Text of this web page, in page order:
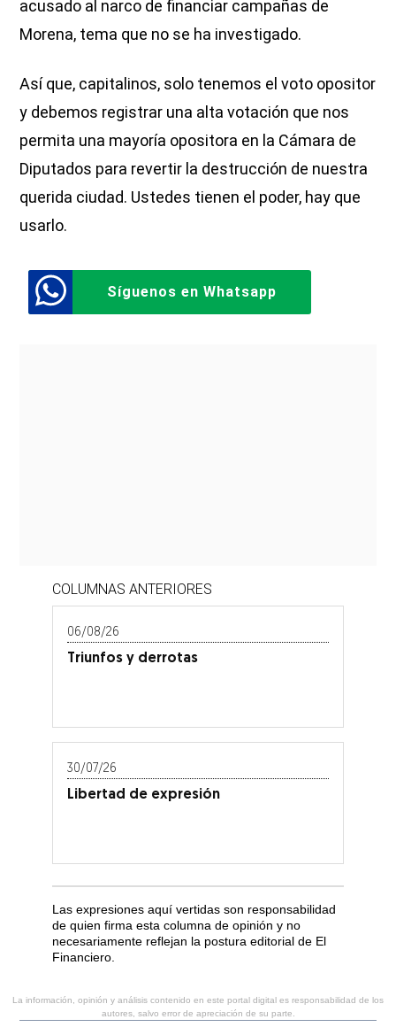
acusado al narco de financiar campañas de
Morena, tema que no se ha investigado.
Así que, capitalinos, solo tenemos el voto opositor
y debemos registrar una alta votación que nos
permita una mayoría opositora en la Cámara de
Diputados para revertir la destrucción de nuestra
querida ciudad. Ustedes tienen el poder, hay que
usarlo.
Síguenos en Whatsapp
COLUMNAS ANTERIORES
06/08/26
Triunfos y derrotas
30/07/26
Libertad de expresión
Las expresiones aquí vertidas son responsabilidad
de quien firma esta columna de opinión y no
necesariamente reflejan la postura editorial de El
Financiero.
La información, opinión y análisis contenido en este portal digital es responsabilidad de los
autores, salvo error de apreciación de su parte.